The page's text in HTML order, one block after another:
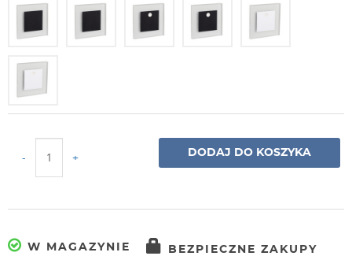
- + DODAJ DO KOSZYKA
W MAGAZYNIE BEZPIECZNE ZAKUPY